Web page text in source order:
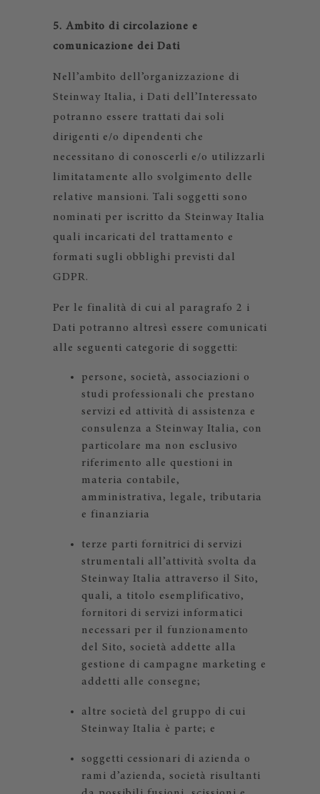
5. Ambito di circolazione e
comunicazione dei Dati
Nell’ambito dell’organizzazione di
Steinway Italia, i Dati dell’Interessato
potranno essere trattati dai soli
dirigenti e/o dipendenti che
necessitano di conoscerli e/o utilizzarli
limitatamente allo svolgimento delle
relative mansioni. Tali soggetti sono
nominati per iscritto da Steinway Italia
quali incaricati del trattamento e
formati sugli obblighi previsti dal
GDPR.
Per le finalità di cui al paragrafo 2 i
Dati potranno altresì essere comunicati
alle seguenti categorie di soggetti:
persone, società, associazioni o
studi professionali che prestano
servizi ed attività di assistenza e
consulenza a Steinway Italia, con
particolare ma non esclusivo
riferimento alle questioni in
materia contabile,
amministrativa, legale, tributaria
e finanziaria
terze parti fornitrici di servizi
strumentali all’attività svolta da
Steinway Italia attraverso il Sito,
quali, a titolo esemplificativo,
fornitori di servizi informatici
necessari per il funzionamento
del Sito, società addette alla
gestione di campagne marketing e
addetti alle consegne;
altre società del gruppo di cui
Steinway Italia è parte; e
soggetti cessionari di azienda o
rami d’azienda, società risultanti